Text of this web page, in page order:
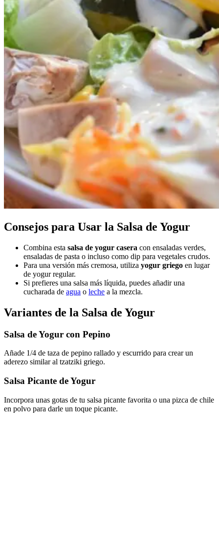
Consejos para Usar la Salsa de Yogur
Combina esta salsa de yogur casera con ensaladas verdes,
ensaladas de pasta o incluso como dip para vegetales crudos.
Para una versión más cremosa, utiliza yogur griego en lugar
de yogur regular.
Si prefieres una salsa más líquida, puedes añadir una
cucharada de agua o leche a la mezcla.
Variantes de la Salsa de Yogur
Salsa de Yogur con Pepino
Añade 1/4 de taza de pepino rallado y escurrido para crear un
aderezo similar al tzatziki griego.
Salsa Picante de Yogur
Incorpora unas gotas de tu salsa picante favorita o una pizca de chile
en polvo para darle un toque picante.